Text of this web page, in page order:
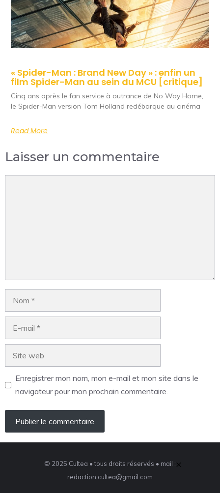
« Spider-Man : Brand New Day » : enfin un
film Spider-Man au sein du MCU [critique]
Cinq ans après le fan service à outrance de No Way Home,
le Spider-Man version Tom Holland redébarque au cinéma
Read More
Laisser un commentaire
Enregistrer mon nom, mon e-mail et mon site dans le
navigateur pour mon prochain commentaire.
© 2025 Cultea • tous droits réservés • mail :
redaction.cultea@gmail.com
×